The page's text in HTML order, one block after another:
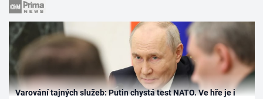
Varování tajných služeb: Putin chystá test NATO. Ve hře je i